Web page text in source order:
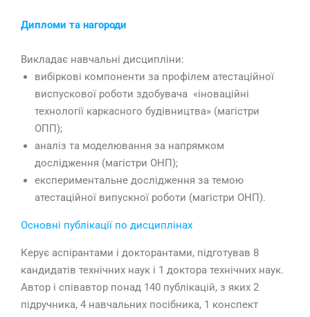
Дипломи та нагороди
Викладає навчальні дисципліни:
вибіркові компоненти за профілем атестаційної
виспускової роботи здобувача «іноваційні
технології каркасного будівництва» (магістри
ОПП);
аналіз та моделювання за напрямком
дослідження (магістри ОНП);
експериментальне дослідження за темою
атестаційної випускної роботи (магістри ОНП).
Основні публікації по дисциплінах
Керує аспірантами і докторантами, підготував 8
кандидатів технічних наук і 1 доктора технічних наук.
Автор і співавтор понад 140 публікацій, з яких 2
підручника, 4 навчальних посібника, 1 конспект